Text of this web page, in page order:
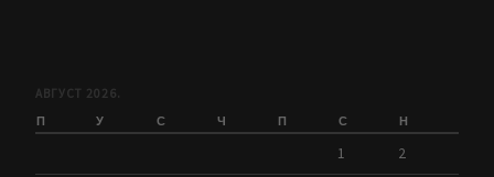
АВГУСТ 2026.
П У С Ч П С Н
1 2